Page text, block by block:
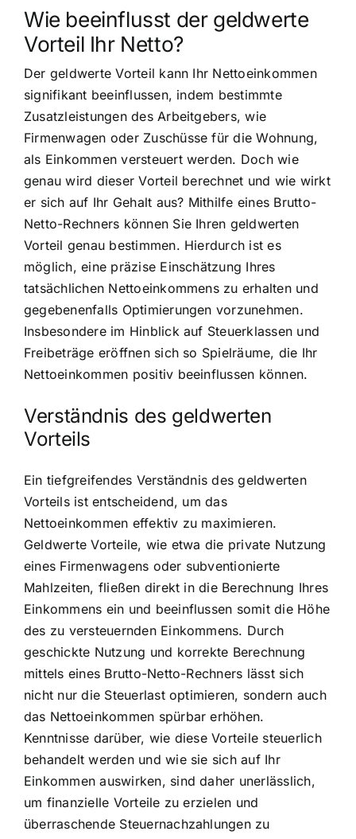
Wie beeinflusst der geldwerte
Vorteil Ihr Netto?
Der geldwerte Vorteil kann Ihr Nettoeinkommen
signifikant beeinflussen, indem bestimmte
Zusatzleistungen des Arbeitgebers, wie
Firmenwagen oder Zuschüsse für die Wohnung,
als Einkommen versteuert werden. Doch wie
genau wird dieser Vorteil berechnet und wie wirkt
er sich auf Ihr Gehalt aus? Mithilfe eines Brutto-
Netto-Rechners können Sie Ihren geldwerten
Vorteil genau bestimmen. Hierdurch ist es
möglich, eine präzise Einschätzung Ihres
tatsächlichen Nettoeinkommens zu erhalten und
gegebenenfalls Optimierungen vorzunehmen.
Insbesondere im Hinblick auf Steuerklassen und
Freibeträge eröffnen sich so Spielräume, die Ihr
Nettoeinkommen positiv beeinflussen können.
Verständnis des geldwerten
Vorteils
Ein tiefgreifendes Verständnis des geldwerten
Vorteils ist entscheidend, um das
Nettoeinkommen effektiv zu maximieren.
Geldwerte Vorteile, wie etwa die private Nutzung
eines Firmenwagens oder subventionierte
Mahlzeiten, fließen direkt in die Berechnung Ihres
Einkommens ein und beeinflussen somit die Höhe
des zu versteuernden Einkommens. Durch
geschickte Nutzung und korrekte Berechnung
mittels eines Brutto-Netto-Rechners lässt sich
nicht nur die Steuerlast optimieren, sondern auch
das Nettoeinkommen spürbar erhöhen.
Kenntnisse darüber, wie diese Vorteile steuerlich
behandelt werden und wie sie sich auf Ihr
Einkommen auswirken, sind daher unerlässlich,
um finanzielle Vorteile zu erzielen und
überraschende Steuernachzahlungen zu